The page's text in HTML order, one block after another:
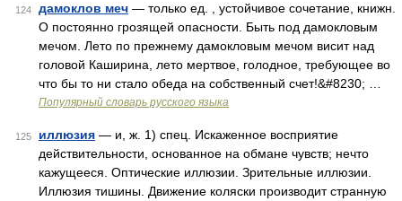
124 дамоклов меч — только ед. , устойчивое сочетание, книжн.
О постоянно грозящей опасности. Быть под дамокловым
мечом. Лето по прежнему дамокловым мечом висит над
головой Каширина, лето мертвое, голодное, требующее во
что бы то ни стало обеда на собственный счет!&#8230; …
Популярный словарь русского языка
125 иллюзия — и, ж. 1) спец. Искаженное восприятие
действительности, основанное на обмане чувств; нечто
кажущееся. Оптические иллюзии. Зрительные иллюзии.
Иллюзия тишины. Движение коляски производит странную